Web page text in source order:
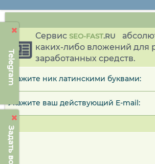
Telegram
Сервис SEO-FAST.RU
каких-либо вложений для
заработанных средств.
Укажите ник латинскими буквами:
Укажите ваш действующий E-mail: